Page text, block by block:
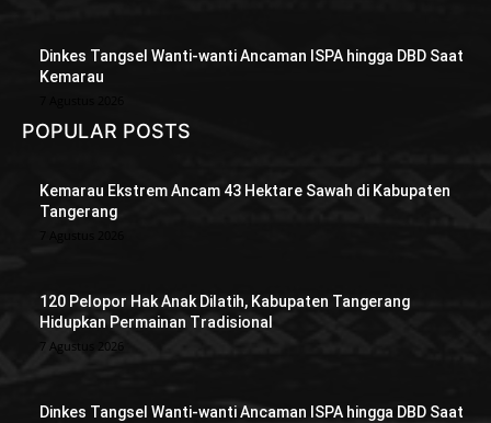
Dinkes Tangsel Wanti-wanti Ancaman ISPA hingga DBD Saat
Kemarau
POPULAR POSTS
Kemarau Ekstrem Ancam 43 Hektare Sawah di Kabupaten
Tangerang
120 Pelopor Hak Anak Dilatih, Kabupaten Tangerang
Hidupkan Permainan Tradisional
7 Agustus 2026
Dinkes Tangsel Wanti-wanti Ancaman ISPA hingga DBD Saat